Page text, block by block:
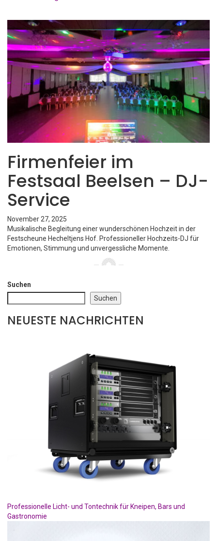
Firmenfeier im
Festsaal Beelsen – DJ-
Service
November 27, 2025
Musikalische Begleitung einer wunderschönen Hochzeit in der
Festscheune Hecheltjens Hof. Professioneller Hochzeits-DJ für
Emotionen, Stimmung und unvergessliche Momente.
Suchen
Suchen
NEUESTE NACHRICHTEN
Professionelle Licht- und Tontechnik für Kneipen, Bars und
Gastronomie